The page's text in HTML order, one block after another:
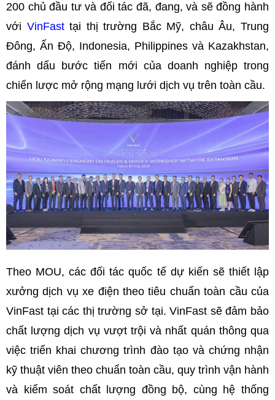
200 chủ đầu tư và đối tác đã, đang, và sẽ đồng hành
với VinFasttại thị trường Bắc Mỹ, châu Âu, Trung
Đông, Ấn Độ, Indonesia, Philippines và Kazakhstan,
đánh dấu bước tiến mới của doanh nghiệp trong
chiến lược mở rộng mạng lưới dịch vụ trên toàn cầu.
Theo MOU, các đối tác quốc tế dự kiến sẽ thiết lập
xưởng dịch vụ xe điện theo tiêu chuẩn toàn cầu của
VinFast tại các thị trường sở tại. VinFast sẽ đảm bảo
chất lượng dịch vụ vượt trội và nhất quán thông qua
việc triển khai chương trình đào tạo và chứng nhận
kỹ thuật viên theo chuẩn toàn cầu, quy trình vận hành
và kiểm soát chất lượng đồng bộ, cùng hệ thống